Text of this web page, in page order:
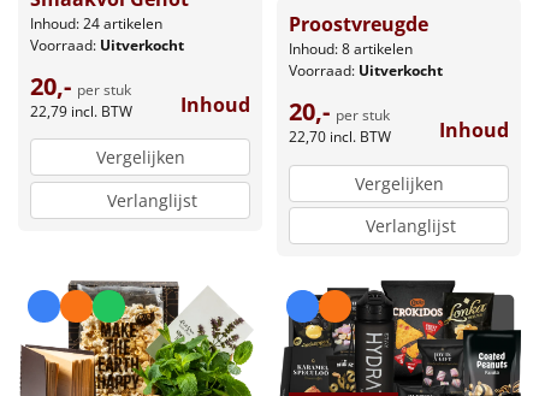
Inhoud: 24 artikelen
Voorraad: Uitverkocht
20,- per stuk
22,79 incl. BTW Inhoud
Vergelijken
Verlanglijst
Proostvreugde
Inhoud: 8 artikelen
Voorraad: Uitverkocht
20,- per stuk
22,70 incl. BTW Inhoud
Vergelijken
Verlanglijst